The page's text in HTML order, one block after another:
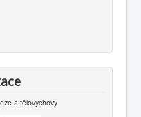
a tělovýchovy